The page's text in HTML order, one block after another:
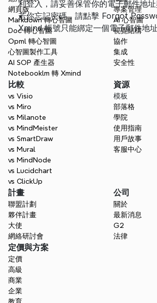
利登入，請妥善保管你的電子郵件地址
若你忘記密碼，請點擊 Forgot
Xmind 帳號只能綁定一個電子郵件地址
網頁版
Markdown 轉心智圖
Doc 轉心智圖
Opml 轉心智圖
心智圖製作工具
AI SOP 產生器
Notebooklm 轉 Xmind
專案管理
AI 心智圖
視覺結構
協作
集成
安全性
比較
vs Visio
vs Miro
vs Milanote
vs MindMeister
vs SmartDraw
vs Mural
vs MindNode
vs Lucidchart
vs ClickUp
資源
模板
部落格
學院
使用指南
用戶故事
客服中心
計畫
聯盟計劃
夥伴計畫
大使
網絡研討會
公司
關於
最新消息
G2
法律
定價與方案
定價
高級
商業
企業